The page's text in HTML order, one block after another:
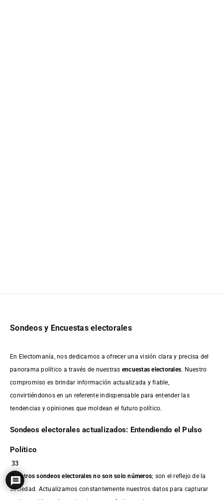
Sondeos y Encuestas electorales
En Electomanía, nos dedicamos a ofrecer una visión clara y precisa del
panorama político a través de nuestras encuestas electorales. Nuestro
compromiso es brindar información actualizada y fiable,
convirtiéndonos en un referente indispensable para entender las
tendencias y opiniones que moldean el futuro político.
Sondeos electorales actualizados: Entendiendo el Pulso
Político
Nuestros sondeos electorales no son solo números; son el reflejo de la
sociedad. Actualizamos constantemente nuestros datos para capturar
33